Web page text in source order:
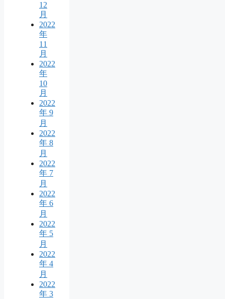
12
月
2022
年
11
月
2022
年
10
月
2022
年 9
月
2022
年 8
月
2022
年 7
月
2022
年 6
月
2022
年 5
月
2022
年 4
月
2022
年 3